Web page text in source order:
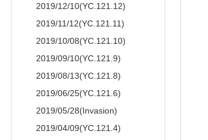
2019/12/10(YC.121.12)
2019/11/12(YC.121.11)
2019/10/08(YC.121.10)
2019/09/10(YC.121.9)
2019/08/13(YC.121.8)
2019/06/25(YC.121.6)
2019/05/28(Invasion)
2019/04/09(YC.121.4)